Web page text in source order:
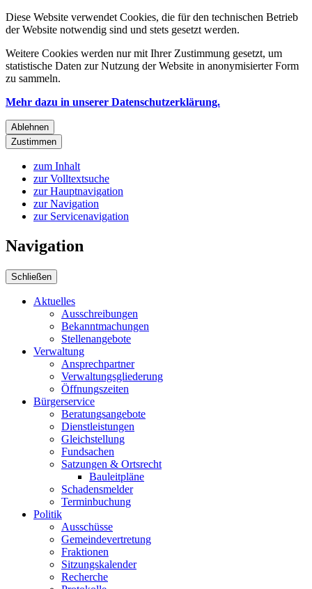
Diese Website verwendet Cookies, die für den technischen Betrieb
der Website notwendig sind und stets gesetzt werden.
Weitere Cookies werden nur mit Ihrer Zustimmung gesetzt, um
statistische Daten zur Nutzung der Website in anonymisierter Form
zu sammeln.
Mehr dazu in unserer Datenschutzerklärung.
Ablehnen
Zustimmen
zum Inhalt
zur Volltextsuche
zur Hauptnavigation
zur Navigation
zur Servicenavigation
Navigation
Schließen
Aktuelles
Ausschreibungen
Bekanntmachungen
Stellenangebote
Verwaltung
Ansprechpartner
Verwaltungsgliederung
Öffnungszeiten
Bürgerservice
Beratungsangebote
Dienstleistungen
Gleichstellung
Fundsachen
Satzungen & Ortsrecht
Bauleitpläne
Schadensmelder
Terminbuchung
Politik
Ausschüsse
Gemeindevertretung
Fraktionen
Sitzungskalender
Recherche